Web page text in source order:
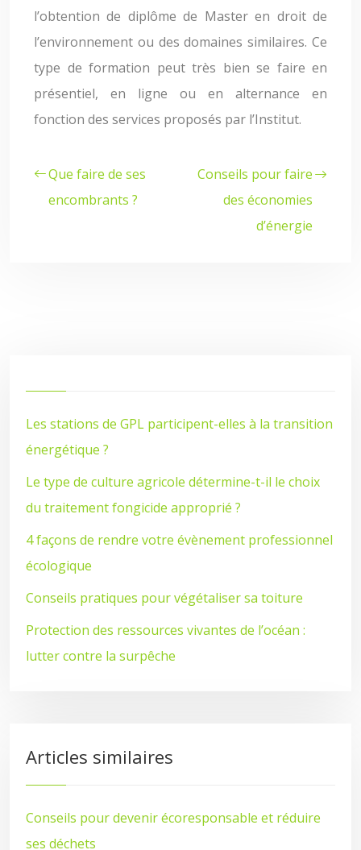
l’obtention de diplôme de Master en droit de
l’environnement ou des domaines similaires. Ce
type de formation peut très bien se faire en
présentiel, en ligne ou en alternance en
fonction des services proposés par l’Institut.
Que faire de ses
encombrants ?
Conseils pour faire
des économies
d’énergie
Les stations de GPL participent-elles à la transition
énergétique ?
Le type de culture agricole détermine-t-il le choix
du traitement fongicide approprié ?
4 façons de rendre votre évènement professionnel
écologique
Conseils pratiques pour végétaliser sa toiture
Protection des ressources vivantes de l’océan :
lutter contre la surpêche
Articles similaires
Conseils pour devenir écoresponsable et réduire
ses déchets